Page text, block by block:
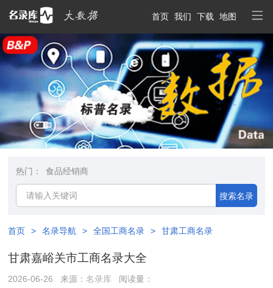
首页 我们 下载 地图
热门： 食品经销商
搜索名录
首页 > 名录导航 > 全国工商名录 > 甘肃工商名录
甘肃嘉峪关市工商名录大全
2026-06-26 来源：名录库 阅读量：